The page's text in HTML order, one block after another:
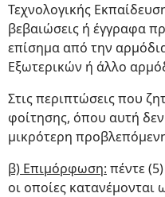
Τεχνολογικής
βεβαιώσεις ή έγγραφα
επίσημα από την
Εξωτερικών ή άλλο
Στις περιπτώσεις που
φοίτησης, όπου αυτή
μικρότερη
β) Επιμόρφωση: πέντε
οι οποίες κατανέμονται